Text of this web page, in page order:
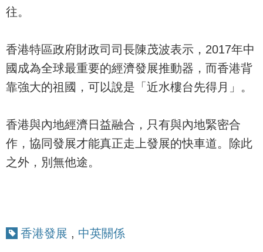
往。
香港特區政府財政司司長陳茂波表示，2017年中
國成為全球最重要的經濟發展推動器，而香港背
靠強大的祖國，可以說是「近水樓台先得月」。
香港與內地經濟日益融合，只有與內地緊密合
作，協同發展才能真正走上發展的快車道。除此
之外，別無他途。
香港發展 , 中英關係